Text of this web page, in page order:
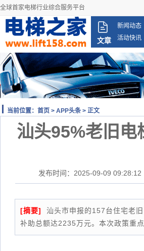
全球首家电梯行业综合服务平台
文章
新闻动态
活动快讯
当前位置： 首页 > APP头条 > 正文
汕头95%老旧电
发布时间：2025-09-09 09:28:12
[摘要]
汕头市申报的157台住宅老
补助总额达2235万元。本次政策重点